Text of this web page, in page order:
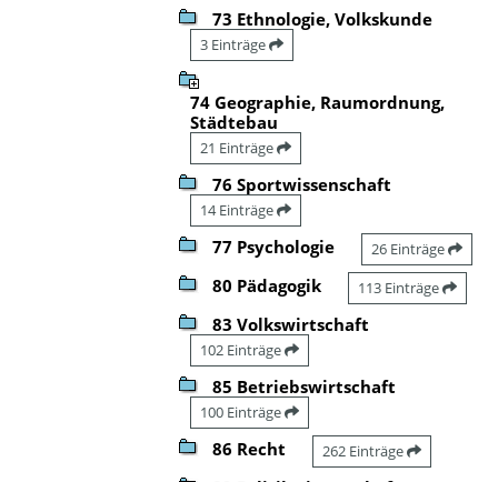
73 Ethnologie, Volkskunde
3 Einträge
74 Geographie, Raumordnung,
Städtebau
21 Einträge
76 Sportwissenschaft
14 Einträge
77 Psychologie 26 Einträge
80 Pädagogik 113 Einträge
83 Volkswirtschaft
102 Einträge
85 Betriebswirtschaft
100 Einträge
86 Recht 262 Einträge